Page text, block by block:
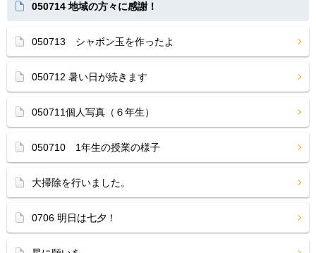
050714 地域の方々に感謝！
050713 シャボン玉を作ったよ
050712 暑い日が続きます
050711個人写真（６年生）
050710 1年生の授業の様子
大掃除を行いました。
0706 明日は七夕！